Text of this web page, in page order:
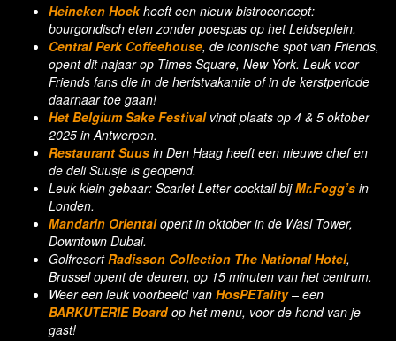
Heineken Hoekheeft een nieuw bistroconcept:
bourgondisch eten zonder poespas op het Leidseplein.
Central Perk Coffeehouse, de iconische spot van Friends,
opent dit najaar op Times Square, New York. Leuk voor
Friends fans die in de herfstvakantie of in de kerstperiode
daarnaar toe gaan!
Het Belgium Sake Festivalvindt plaats op 4 & 5 oktober
2025 in Antwerpen.
Restaurant Suus in Den Haag heeft een nieuwe chef en
de deli Suusje is geopend.
Leuk klein gebaar: Scarlet Letter cocktail bijMr.Fogg’s in
Londen.
Mandarin Orientalopent in oktober in de Wasl Tower,
Downtown Dubai.
GolfresortRadisson Collection The National Hotel,
Brussel opent de deuren, op 15 minuten van het centrum.
Weer een leuk voorbeeld van HosPETality– een
BARKUTERIE Boardop het menu, voor de hond van je
gast!